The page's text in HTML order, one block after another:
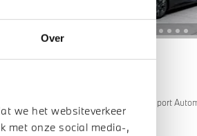
Over
we het websiteverkeer
met onze social media-,
Touring 530e M Sport
1 km 2026